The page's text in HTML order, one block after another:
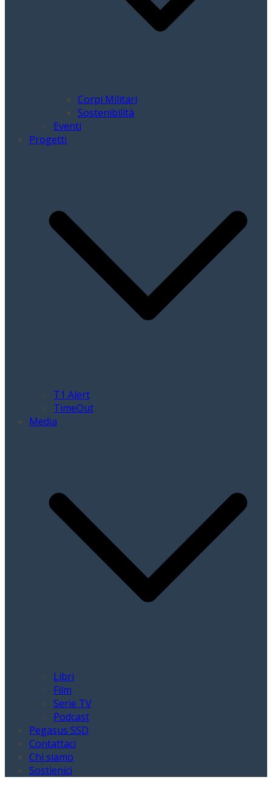
Corpi Militari
Sostenibilità
Eventi
Progetti
T1 Alert
TimeOut
Media
Libri
Film
Serie TV
Podcast
Pegasus SSD
Contattaci
Chi siamo
Sostienici